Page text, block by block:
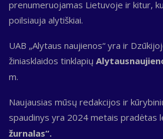
prenumeruojamas Lietuvoje ir kitur,
poilsiauja alytiškiai.
UAB „Alytaus naujienos“ yra ir
žiniasklaidos tinklapių
m.
Naujausias mūsų redakcijos ir
spaudinys yra 2024 metais pradėtas
žurnalas“.